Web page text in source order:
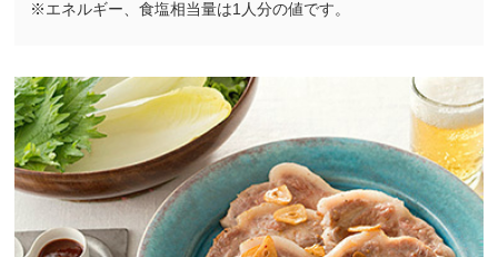
※エネルギー、食塩相当量は1人分の値です。